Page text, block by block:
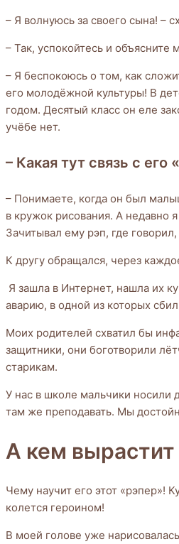
– Я волнуюсь за своего сына! –
– Так, успокойтесь и объясните
– Я беспокоюсь о том, как
его молодёжной культуры! В
годом. Десятый класс он еле
учёбе нет.
– Какая тут связь с
– Понимаете, когда он был
в кружок рисования. А недавно
Зачитывал ему рэп, где
К другу обращался, через
Я зашла в Интернет, нашла их
аварию, в одной из которых
Моих родителей схватил бы
защитники, они боготворили
старикам.
У нас в школе мальчики носили
там же преподавать. Мы
А кем
Чему научит его этот «рэпер»!
колется героином!
В моей голове уже